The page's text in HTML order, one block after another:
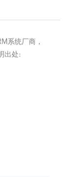
系统厂商，
出处: